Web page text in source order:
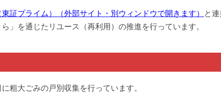
証プライム）（外部サイト・別ウィンドウで開きます）
と
」を通じたリユース（再利用）の推進を行っています。
粗大ごみの戸別収集を行っています。